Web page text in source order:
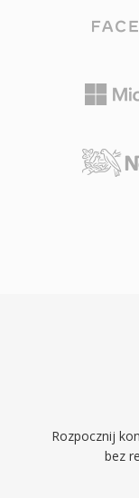
Rozpocznij
bez